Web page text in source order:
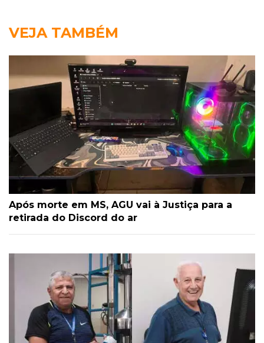
VEJA TAMBÉM
Após morte em MS, AGU vai à Justiça para a
retirada do Discord do ar